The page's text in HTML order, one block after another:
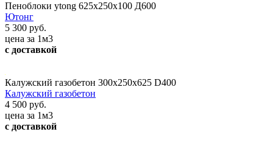
Пеноблоки ytong 625х250х100 Д600
Ютонг
5 300 руб.
цена за 1м3
с доставкой
Калужский газобетон 300х250х625 D400
Калужский газобетон
4 500 руб.
цена за 1м3
с доставкой